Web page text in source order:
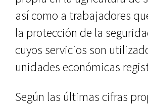
así como a trabajadores
la protección de la
cuyos servicios son
unidades económicas
Según las últimas cifras